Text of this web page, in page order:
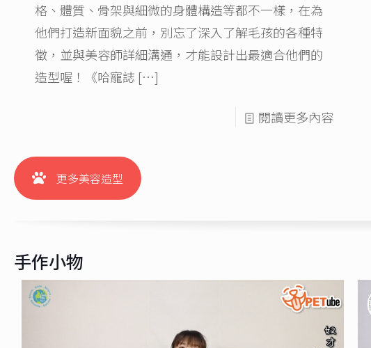
格、體質、骨架與細微的身體構造等都不一樣，在為
他們打造新面貌之前，別忘了深入了解毛孩的各種特
徵，並與美容師詳細溝通，才能設計出最適合他們的
造型喔！《哈寵誌 […]
閱讀更多內容
更多美容造型
手作小物